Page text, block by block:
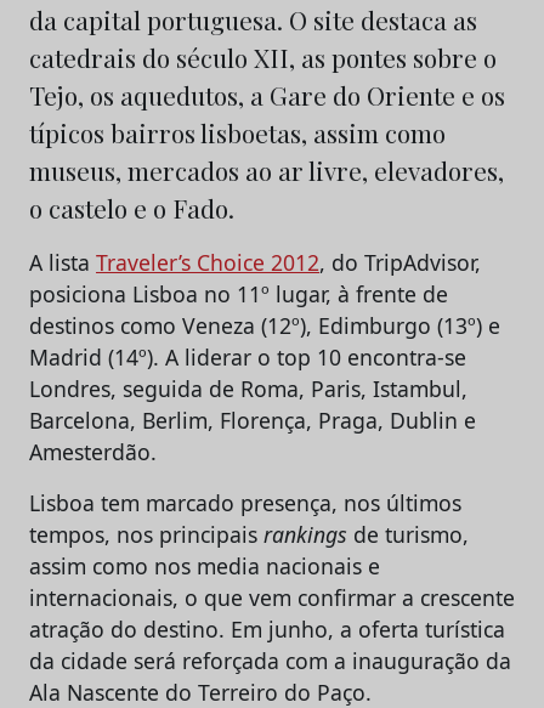
da capital portuguesa. O site destaca as
catedrais do século XII, as pontes sobre o
Tejo, os aquedutos, a Gare do Oriente e os
típicos bairros lisboetas, assim como
museus, mercados ao ar livre, elevadores,
o castelo e o Fado.
A lista Traveler’s Choice 2012, do TripAdvisor,
posiciona Lisboa no 11º lugar, à frente de
destinos como Veneza (12º), Edimburgo (13º) e
Madrid (14º). A liderar o top 10 encontra-se
Londres, seguida de Roma, Paris, Istambul,
Barcelona, Berlim, Florença, Praga, Dublin e
Amesterdão.
Lisboa tem marcado presença, nos últimos
tempos, nos principais rankings de turismo,
assim como nos media nacionais e
internacionais, o que vem confirmar a crescente
atração do destino. Em junho, a oferta turística
da cidade será reforçada com a inauguração da
Ala Nascente do Terreiro do Paço.